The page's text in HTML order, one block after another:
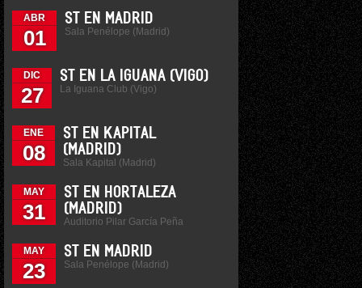
ABR
01
ST EN MADRID
Sala Penélope (Madrid)
DIC
27
ST EN LA IGUANA (VIGO)
La Iguana Club (Vigo)
ENE
08
ST EN KAPITAL
(MADRID)
Sala Kapital (Madrid)
MAY
31
ST EN HORTALEZA
(MADRID)
Auditorio Pilar García Peña
MAY
23
ST EN MADRID
Sala Penélope (Madrid)